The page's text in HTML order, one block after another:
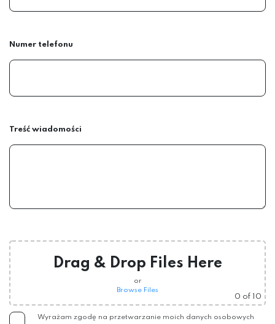
Numer telefonu
Treść wiadomości
Drag & Drop Files Here
or
Browse Files
0 of 10
Wyrażam zgodę na przetwarzanie moich danych osobowych